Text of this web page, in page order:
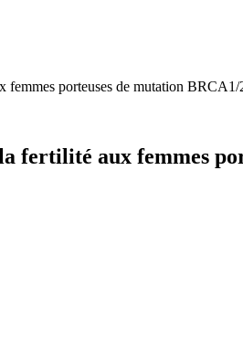
femmes porteuses de mutation BRCA1/
fertilité aux femmes